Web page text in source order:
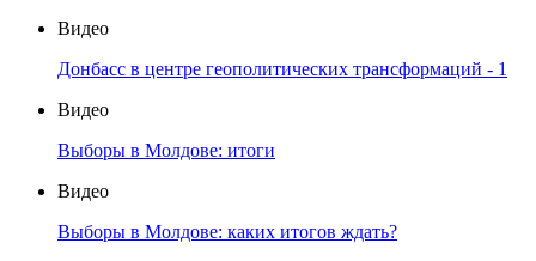
Видео
Донбасс в центре геополитических трансформаций - 1
Видео
Выборы в Молдове: итоги
Видео
Выборы в Молдове: каких итогов ждать?